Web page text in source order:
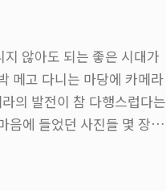
터가 주는 울림은 남 일이
않아도 되는 좋은 시대가
메고 다니는 마당에 카메라
의 발전이 참 다행스럽다는
음에 들었던 사진들 몇 장을